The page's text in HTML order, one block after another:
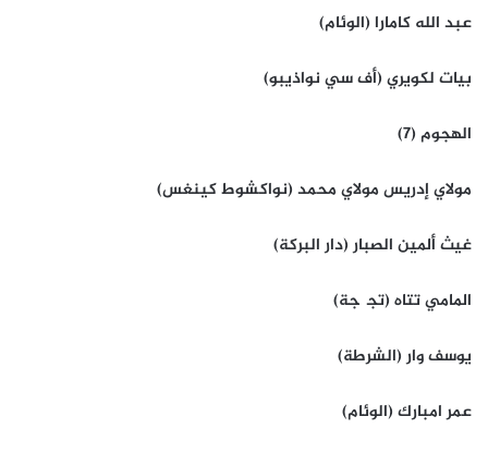
عبد الله كامارا (الوئام)
بيات لكويري (أف سي نواذيبو)
الهجوم (7)
مولاي إدريس مولاي محمد (نواكشوط كينغس)
غيث ألمين الصبار (دار البركة)
المامي تتاه (تجگجة)
يوسف وار (الشرطة)
عمر امبارك (الوئام)